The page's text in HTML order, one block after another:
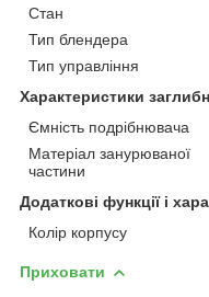
Стан
Тип блендера
Тип управління
Характеристики
Ємність подрібнювача
Матеріал занурюваної
частини
Додаткові функції і
Колір корпусу
Приховати